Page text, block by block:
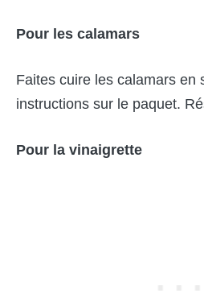
Pour les calamars
Faites cuire les calamars en
instructions sur le paquet.
Pour la vinaigrette